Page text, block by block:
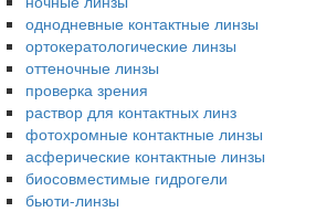
однодневные контактные линзы
ортокератологические линзы
оттеночные линзы
проверка зрения
раствор для контактных линз
фотохромные контактные линзы
асферические контактные линзы
биосовместимые гидрогели
бьюти-линзы